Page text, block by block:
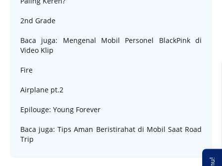
Fire
Airplane pt.2
Epilouge: Young Forever
Trip
Fire
Tak jauh berbeda dengan2nd Grade ,Firejuga mempunyai
ritme yang
sebagai